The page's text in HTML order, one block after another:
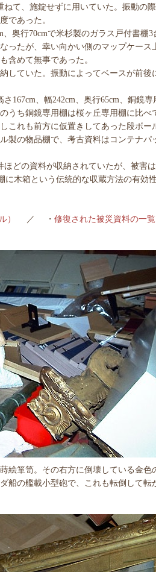
て、施錠せずに用いていた。振動の
であった。
、奥行70cmで米杉製のガラス戸付書棚
ったが、幸い向かい側のマップケー
含めて無事であった。
していた。 振動によってベースが前後
167cm、幅242cm、奥行65cm、銅鏡
うち銅鏡専用棚は桜ヶ丘専用棚に比
これも前方に仮置きしてあった段ボ
製の物品棚で、考古資料はコンテナ
ほどの資料が収納されていたが、被害
に木箱という伝統的な収蔵方法の有効
） ／ ・ 修復された被災資料の一覧
絵箪笥。その右方に倒壊している金
船の艦載小型砲で、これも転倒して転